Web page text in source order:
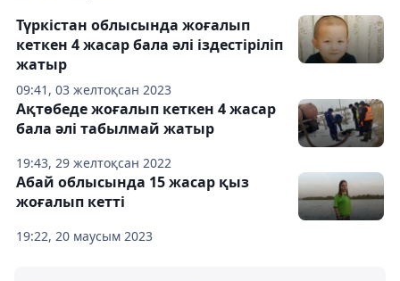
09:41, 03 желтоқсан 2023
Түркістан облысында жоғалып
кеткен 4 жасар бала әлі іздестіріліп
жатыр
19:43, 29 желтоқсан 2022
Ақтөбеде жоғалып кеткен 4 жасар
бала әлі табылмай жатыр
19:22, 20 маусым 2023
Абай облысында 15 жасар қыз
жоғалып кетті